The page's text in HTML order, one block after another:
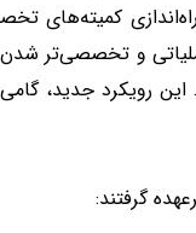
کمیته‌های
و تخصصی‌تر
رویکرد جدید، گامی
گرفتند: